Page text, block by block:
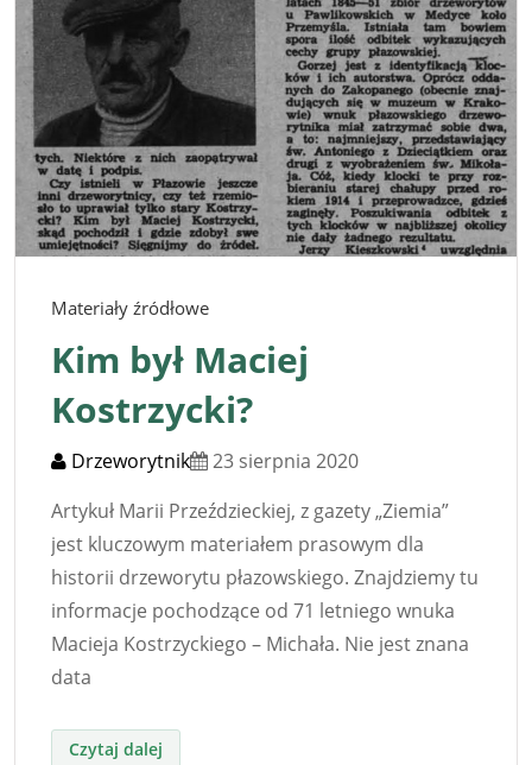
Materiały źródłowe
Kim był Maciej
Kostrzycki?
Drzeworytnik
23 sierpnia 2020
Artykuł Marii Przeździeckiej, z gazety „Ziemia”
jest kluczowym materiałem prasowym dla
historii drzeworytu płazowskiego. Znajdziemy tu
informacje pochodzące od 71 letniego wnuka
Macieja Kostrzyckiego – Michała. Nie jest znana
data